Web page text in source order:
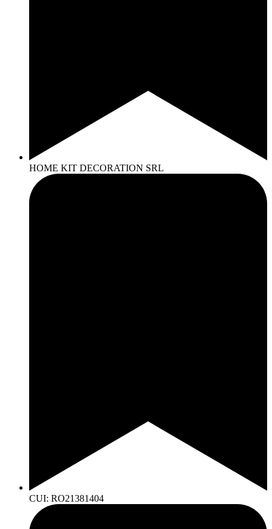
HOME KIT DECORATION SRL
CUI: RO21381404